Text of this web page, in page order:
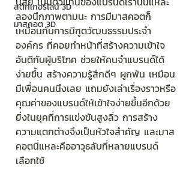
สติกเกอร์ไลน์ 3D
มาสคอต 3D
ลองนึกภาพตามนะ การมีมาสคอตก็
เหมือนกับการมีฑูตวัฒนธรรมประจำ
องค์กร ที่คอยทำหน้าที่สร้างความเข้าใจ
อันดีกับผู้บริโภค ช่วยให้คนจำแบรนด์ได้
ง่ายขึ้น สร้างความรู้สึกดีๆ ผูกพัน เหมือน
มีเพื่อนคนนึงเลย แถมยังเล่าเรื่องราวหรือ
คุณค่าของแบรนด์ให้เข้าใจง่ายขึ้นอีกด้วย
ยิ่งในยุคที่การแข่งขันสูงลิ่ว การสร้าง
ความแตกต่างจึงเป็นหัวใจสำคัญ และมาส
คอตนี่แหละคืออาวุธลับที่หลายแบรนด์
เลือกใช้